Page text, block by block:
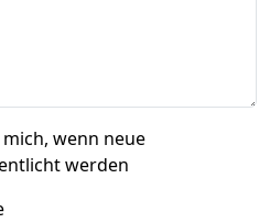
wenn neue
werden